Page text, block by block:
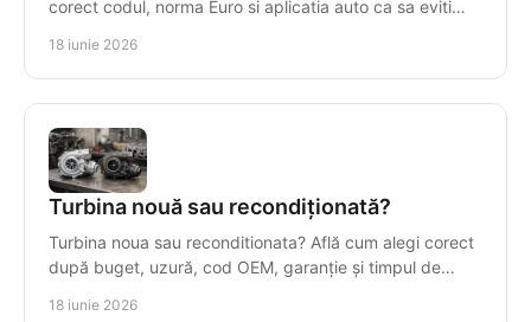
corect codul, norma Euro si aplicatia auto ca sa eviti
18 iunie 2026
Turbina nouă sau recondiționată?
Turbina noua sau reconditionata? Află cum alegi corect
după buget, uzură, cod OEM, garanție și timpul de
18 iunie 2026